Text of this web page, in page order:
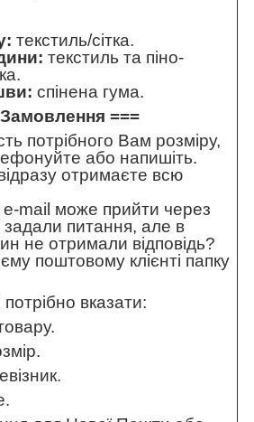
текстиль/сітка.
текстиль та піно-
спінена гума.
===
потрібного Вам розміру,
або напишіть.
отримаєте всю
e-mail може прийти через
задали питання, але в
не отримали відповідь?
поштовому клієнті папку
вказати: